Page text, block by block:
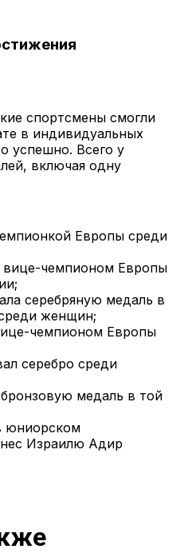
спортсмены смогли
в индивидуальных
успешно. Всего у
включая одну
Европы среди
чемпионом Европы
серебряную медаль в
женщин;
чемпионом Европы
серебро среди
медаль в той
юниорском
Израилю Адир